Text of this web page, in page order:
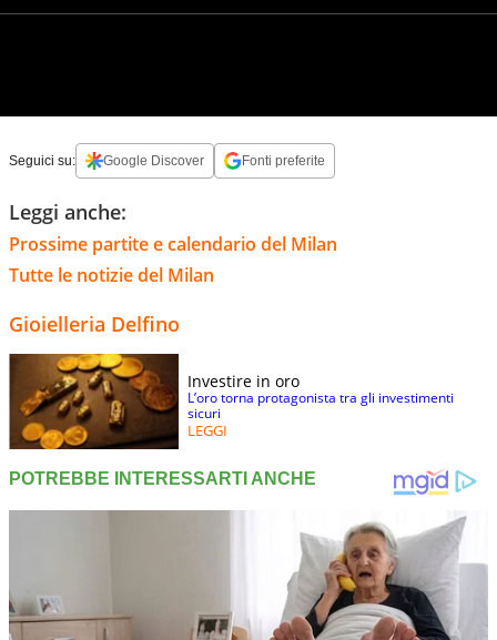
Seguici su: Google Discover Fonti preferite
Leggi anche:
Prossime partite e calendario del Milan
Tutte le notizie del Milan
Gioielleria Delfino
Investire in oro
L’oro torna protagonista tra gli investimenti
sicuri
LEGGI